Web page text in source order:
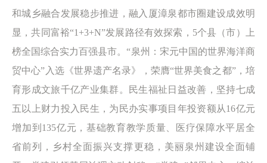
和城乡融合发展稳步推进，融入厦漳泉都市圈建设成效明
显，共同富裕“1+3+N”发展路径有效探索，5个县（市）上
榜全国综合实力百强县市。“泉州：宋元中国的世界海洋商
贸中心”入选《世界遗产名录》，荣膺“世界美食之都”，培
育形成文旅千亿产业集群。民生福祉日益改善，坚持七成
五以上财力投入民生，为民办实事项目年投资额从16亿元
增加到135亿元，基础教育教学质量、医疗保障水平居全
省前列，乡村全面振兴支撑更稳，美丽泉州建设全面铺